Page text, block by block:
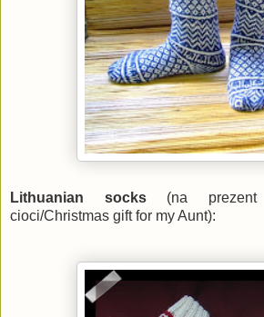
Lithuanian socks(na prezent
cioci/Christmas gift for my Aunt):